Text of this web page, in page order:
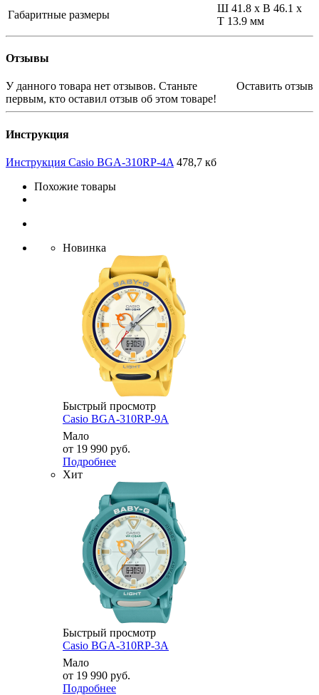
Габаритные размеры
Ш 41.8 x В 46.1 x
Т 13.9 мм
Отзывы
Оставить отзыв
У данного товара нет отзывов. Станьте
первым, кто оставил отзыв об этом товаре!
Инструкция
Инструкция Casio BGA-310RP-4A 478,7 кб
Похожие товары
Новинка
Быстрый просмотр
Casio BGA-310RP-9A
Мало
от 19 990 руб.
Подробнее
Хит
Быстрый просмотр
Casio BGA-310RP-3A
Мало
от 19 990 руб.
Подробнее